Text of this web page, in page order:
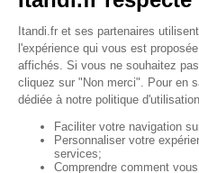
général et le niveau de
choisi. En règle générale,
coûteront moins cher à
âgés, qui peuvent être
développer des
Pour unSphynx en
l'assurance peut débuter